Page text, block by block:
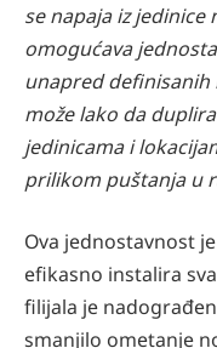
se napaja iz
omogućava
unapred
može lako da
jedinicama i
prilikom puštanja u
Ova jednostavnost
efikasno instalira
filijala je
smanjilo ometanje